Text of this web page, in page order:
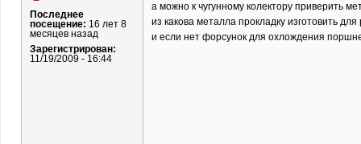
Последнее
посещение: 16 лет 8
месяцев назад
Зарегистрирован:
11/19/2009 - 16:44
а можно к чугунному колектору приверить
из какова металла прокладку изготовить
и если нет форсунок для охлождения